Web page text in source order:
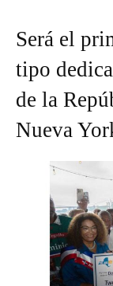
Será el
tipo
de la
Nueva